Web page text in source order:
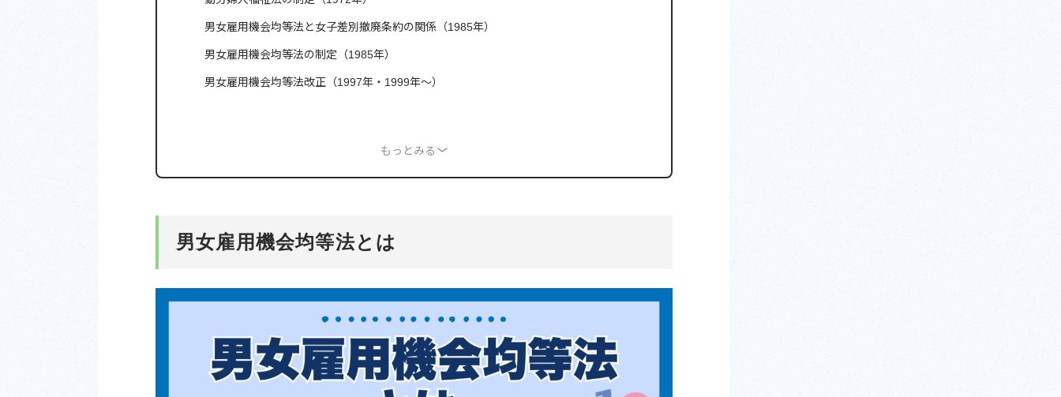
男女雇用機会均等法と女子差別撤廃条約の関係（1985年）
男女雇用機会均等法の制定（1985年）
男女雇用機会均等法改正（1997年・1999年～）
もっとみる
男女雇用機会均等法とは